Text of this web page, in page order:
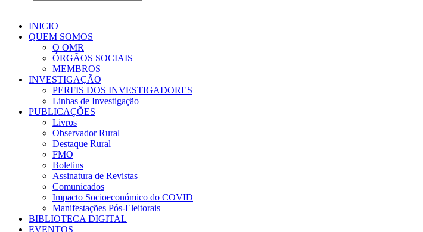
INICIO
QUEM SOMOS
O OMR
ÓRGÃOS SOCIAIS
MEMBROS
INVESTIGAÇÃO
PERFIS DOS INVESTIGADORES
Linhas de Investigação
PUBLICAÇÕES
Livros
Observador Rural
Destaque Rural
FMO
Boletins
Assinatura de Revistas
Comunicados
Impacto Socioeconómico do COVID
Manifestações Pós-Eleitorais
BIBLIOTECA DIGITAL
EVENTOS